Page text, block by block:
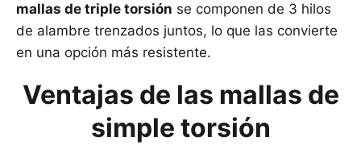
mallas de triple torsión se componen de 3 hilos
de alambre trenzados juntos, lo que las convierte
en una opción más resistente.
Ventajas de las mallas de
simple torsión